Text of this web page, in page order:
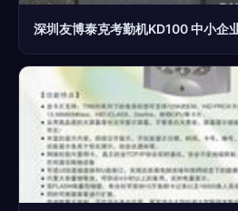
深圳友博泰克考勤机KD100 中小企